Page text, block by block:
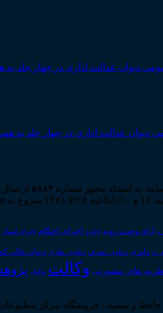
عدالت اداری در چهار جلد به همراه
آرای وحدت رویه اجاره اجرای احکام اجرای اسناد
داوری دعاوی_تصرف دعاوی_طاری دیوان عالی
وکالت وکیل
حافظ و سمیه ، فروشگاه مرکز